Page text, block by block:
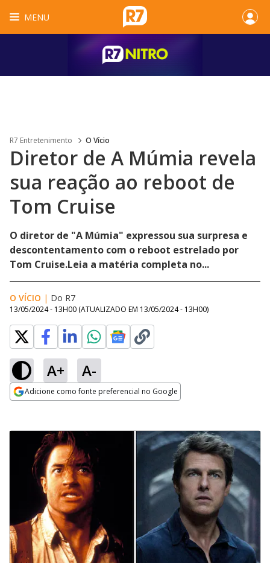
MENU
R7 Entretenimento O Vício
Diretor de A Múmia revela
sua reação ao reboot de
Tom Cruise
O diretor de "A Múmia" expressou sua surpresa e
descontentamento com o reboot estrelado por
Tom Cruise.Leia a matéria completa no...
O VÍCIO | Do R7
13/05/2024 - 13H00 (ATUALIZADO EM 13/05/2024 - 13H00)
A+ A-
Adicione como fonte preferencial no Google